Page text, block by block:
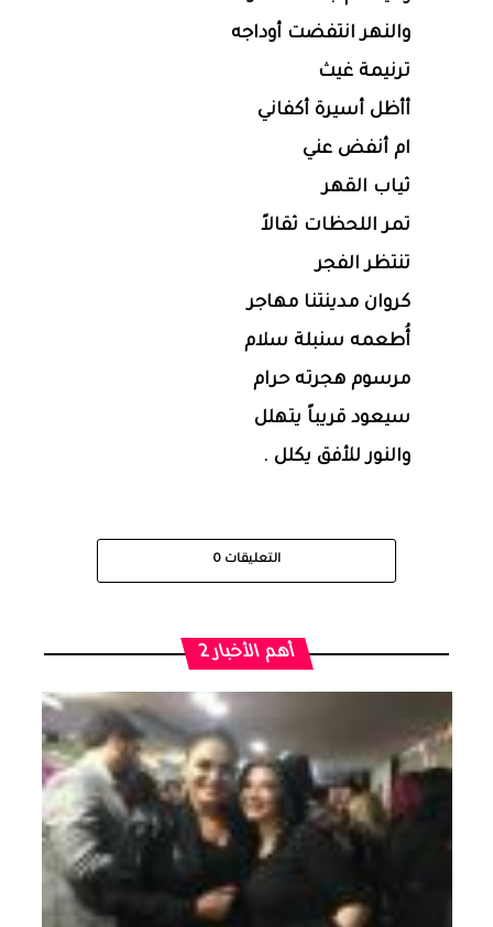
والنهر انتفضت أوداجه
ترنيمة غيث
أأظل أسيرة أكفاني
ام أنفض عني
ثياب القهر
تمر اللحظات ثقالاً
تنتظر الفجر
كروان مدينتنا مهاجر
أُطعمه سنبلة سلام
مرسوم هجرته حرام
سيعود قريباً يتهلل
والنور للأفق يكلل .
التعليقات 0
أهم الأخبار 2